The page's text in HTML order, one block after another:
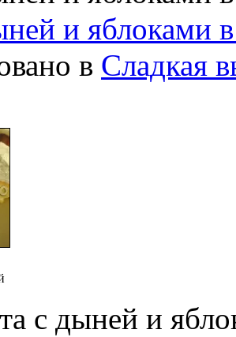
и яблоками
в Сладкая
с дыней и